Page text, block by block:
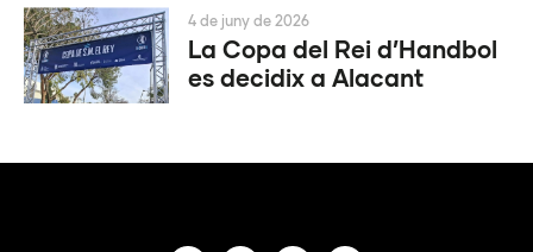
La Copa del Rei d’Handbol
es decidix a Alacant
4 de juny de 2026